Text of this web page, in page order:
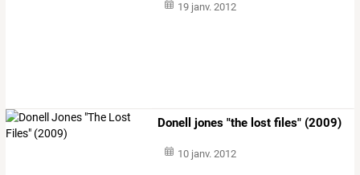
19 janv. 2012
Donell jones "the lost files" (2009)
10 janv. 2012